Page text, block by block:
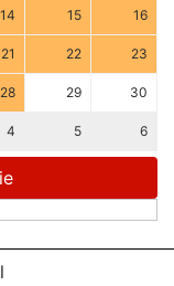
14 15 16
21 22 23
28 29 30
4 5 6